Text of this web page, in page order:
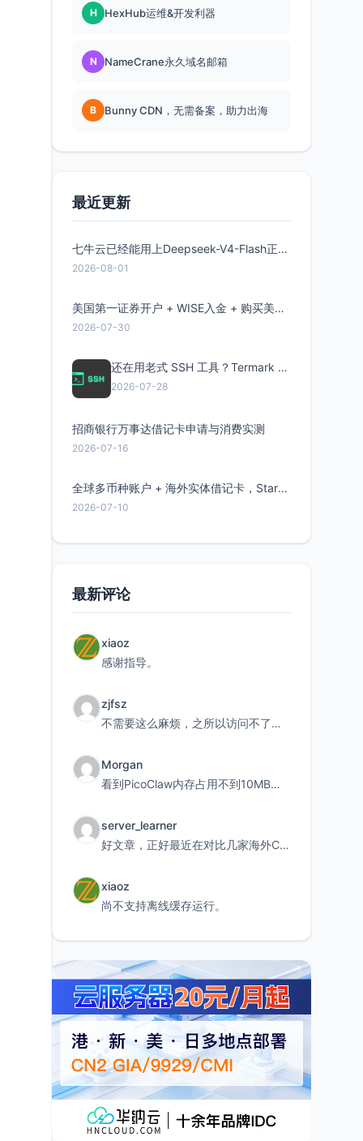
H HexHub运维&开发利器
N NameCrane永久域名邮箱
B Bunny CDN，无需备案，助力出海
最近更新
七牛云已经能用上Deepseek-V4-Flash正式版了，点此领取300万Token
2026-08-01
美国第一证券开户 + WISE入金 + 购买美股全流程分享
2026-07-30
还在用老式 SSH 工具？Termark 新一代跨平台智能SSH客户端了解一下
2026-07-28
招商银行万事达借记卡申请与消费实测
2026-07-16
全球多币种账户 + 海外实体借记卡，Starryblu开户教程与注意事项
2026-07-10
最新评论
xiaoz
感谢指导。
zjfsz
不需要这么麻烦，之所以访问不了，是由于非对称路由的问题，在爱快主路由添加一条静态路由192.168.
Morgan
看到PicoClaw内存占用不到10MB这个数据真的很惊喜，确实很适合我这种想用旧设备折腾AI的小白
server_learner
好文章，正好最近在对比几家海外CDN。文中提到CF免费版不支持自定义回源端口和HOST这个痛点太真实
xiaoz
尚不支持离线缓存运行。